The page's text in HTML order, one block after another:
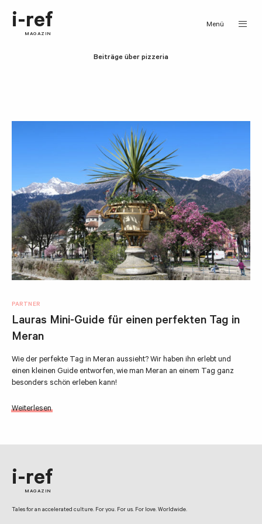
i-ref
MAGAZIN
Menü
Beiträge über pizzeria
PARTNER
Lauras Mini-Guide für einen perfekten Tag in
Meran
Wie der perfekte Tag in Meran aussieht? Wir haben ihn erlebt und
einen kleinen Guide entworfen, wie man Meran an einem Tag ganz
besonders schön erleben kann!
Weiterlesen
i-ref
MAGAZIN
Tales for an accelerated culture. For you. For us. For love. Worldwide.